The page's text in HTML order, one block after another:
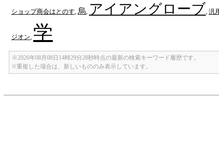
ショップ商会はとのす 烏 アイアングローブ 汎
ジオン 学
※2026年08月08日14時29分28秒時点の最新の検索キーワード履歴です。
※重複した場合は、新しいもののみ表示しています。